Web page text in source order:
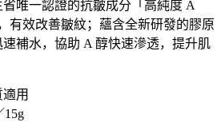
唯一認證的抗皺成分「高純度 A
有效改善皺紋；蘊含全新研發的膠原
補水，協助 A 醇快速滲透，提升肌
用
15g